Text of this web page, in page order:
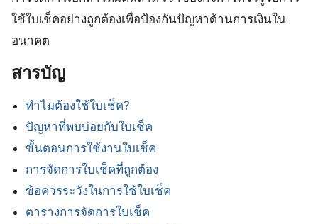
ใช้ใบเช็คอย่างถูกต้องเพื่อป้องกันปัญหาด้านการเงินใน
อนาคต
สารบัญ
ทำไมต้องใช้ใบเช็ค?
ปัญหาที่พบบ่อยกับใบเช็ค
ขั้นตอนการใช้งานใบเช็ค
การจัดการใบเช็คที่ถูกต้อง
ข้อควรระวังในการใช้ใบเช็ค
ตารางการจัดการใบเช็ค